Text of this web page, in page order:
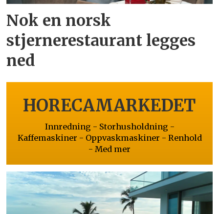
Nok en norsk
stjernerestaurant legges
ned
HORECAMARKEDET
Innredning - Storhusholdning -
Kaffemaskiner - Oppvaskmaskiner - Renhold
- Med mer